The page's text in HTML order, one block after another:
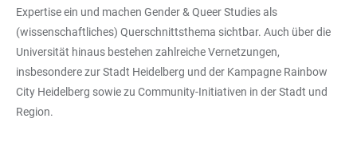
Expertise ein und machen Gender & Queer Studies als
(wissenschaftliches) Querschnittsthema sichtbar. Auch über die
Universität hinaus bestehen zahlreiche Vernetzungen,
insbesondere zur Stadt Heidelberg und der Kampagne Rainbow
City Heidelberg sowie zu Community-Initiativen in der Stadt und
Region.